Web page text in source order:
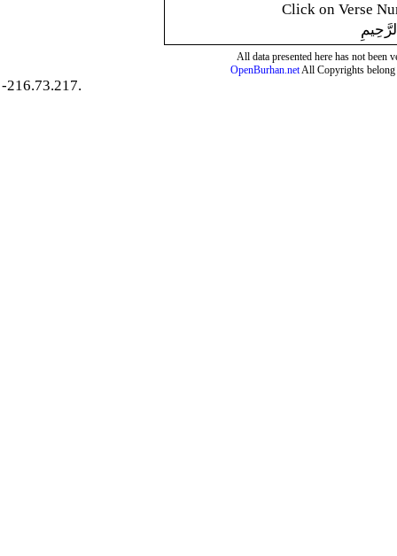
Click on Verse
All data presented here has not been
OpenBurhan.netAll Copyrights
-216.73.217.